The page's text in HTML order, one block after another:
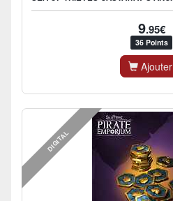
9.95€
36 Points
Ajouter
DIGITAL